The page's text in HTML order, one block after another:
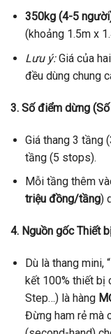
350kg (4-5
(khoảng 1.5m x
Lưu ý:Giá của
đều dùng chung
3. Số điểm dừng
Giá thang 3 tầng
tầng (5 stops).
Mỗi tầng thêm
triệu đồng/tầng)
4. Nguồn gốc Thiết
Dù là thang mini,
kết 100% thiết bị
Step…) là hàng
Đừng ham rẻ mà